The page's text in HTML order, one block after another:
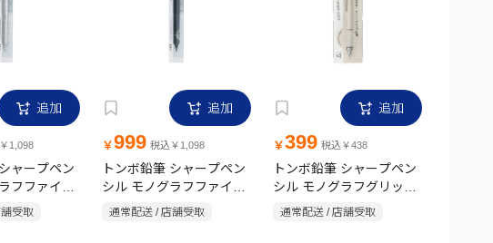
追加
1,098
ャープペン
フファイン
ー
受取
追加
￥999 税込￥1,098
トンボ鉛筆 シャープペン
シル モノグラフファイン
0.5mm ブラック
通常配送 / 店舗受取
追加
￥399 税込￥438
トンボ鉛筆 シャープペン
シル モノグラフグリップ
0.5mm グレージュ
通常配送 / 店舗受取